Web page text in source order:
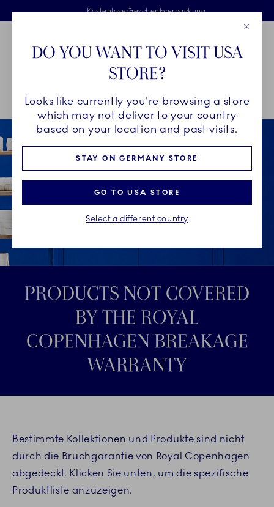
Sprunglinks
Kostenlose Lieferung für Bestellungen über 125 €
Kostenlose Geschenkverpackung
Zweijährige Bruchgarantie
Main Navigation
Breadcrumb Headlinesss
Startseite
Bruchgarantie Excluded products from Breakage Warranty
PRODUCTS NOT COVERED
BY THE ROYAL
COPENHAGEN BREAKAGE
WARRANTY
Bestimmte Kollektionen und Produkte sind nicht
durch die Bruchgarantie von Royal Copenhagen
abgedeckt. Klicken Sie unten, um die spezifische
Produktliste anzuzeigen.
DO YOU WANT TO VISIT USA
STORE?
Looks like currently you're browsing a store
which may not deliver to your country
based on your location and past visits.
STAY ON GERMANY STORE
GO TO USA STORE
Select a different country